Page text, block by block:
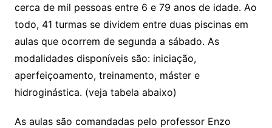
cerca de mil pessoas entre 6 e 79 anos de idade. Ao
todo, 41 turmas se dividem entre duas piscinas em
aulas que ocorrem de segunda a sábado. As
modalidades disponíveis são: iniciação,
aperfeiçoamento, treinamento, máster e
hidroginástica. (veja tabela abaixo)
As aulas são comandadas pelo professor Enzo